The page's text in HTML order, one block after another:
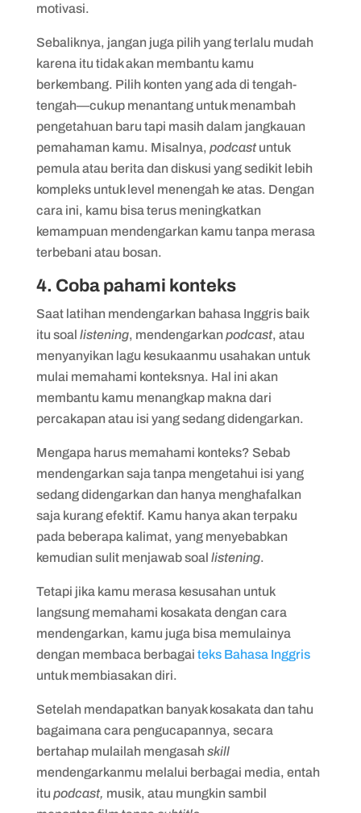
motivasi.
Sebaliknya, jangan juga pilih yang terlalu mudah
karena itu tidak akan membantu kamu
berkembang. Pilih konten yang ada di tengah-
tengah—cukup menantang untuk menambah
pengetahuan baru tapi masih dalam jangkauan
pemahaman kamu. Misalnya, podcastuntuk
pemula atau berita dan diskusi yang sedikit lebih
kompleks untuk level menengah ke atas. Dengan
cara ini, kamu bisa terus meningkatkan
kemampuan mendengarkan kamu tanpa merasa
terbebani atau bosan.
4. Coba pahami konteks
Saat latihan mendengarkan bahasa Inggris baik
itu soal listening, mendengarkanpodcast, atau
menyanyikan lagu kesukaanmu usahakan untuk
mulai memahami konteksnya. Hal ini akan
membantu kamu menangkap makna dari
percakapan atau isi yang sedang didengarkan.
Mengapa harus memahami konteks? Sebab
mendengarkan saja tanpa mengetahui isi yang
sedang didengarkan dan hanya menghafalkan
saja kurang efektif. Kamu hanya akan terpaku
pada beberapa kalimat, yang menyebabkan
kemudian sulit menjawab soal listening.
Tetapi jika kamu merasa kesusahan untuk
langsung memahami kosakata dengan cara
mendengarkan, kamu juga bisa memulainya
dengan membaca berbagai teks Bahasa Inggris
untuk membiasakan diri.
Setelah mendapatkan banyak kosakata dan tahu
bagaimana cara pengucapannya, secara
bertahap mulailah mengasahskill
mendengarkanmu melalui berbagai media, entah
itu podcast, musik, atau mungkin sambil